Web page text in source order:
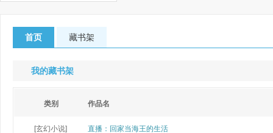
首页 藏书架
我的藏书架
类别 作品名
[玄幻小说] 直播：回家当海王的生活